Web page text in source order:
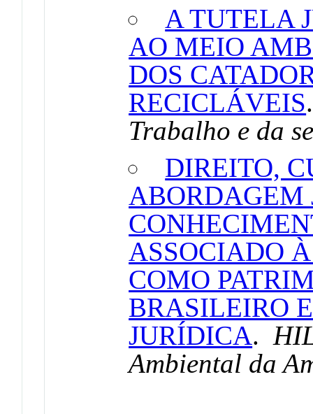
A TUTELA
AO MEIO
DOS
RECICLÁVEIS
Trabalho e da
DIREITO,
ABORDAGEM
ASSOCIADO
COMO
BRASILEIRO
JURÍDICA.
Ambiental da